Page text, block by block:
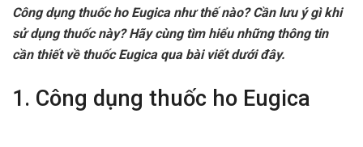
Công dụng thuốc ho Eugica như thế nào?Cần lưu ý gì khi
sử dụng thuốc này? Hãy cùng tìm hiểu những thông tin
cần thiết về thuốc Eugica qua bài viết dưới đây.
1. Công dụng thuốc ho Eugica